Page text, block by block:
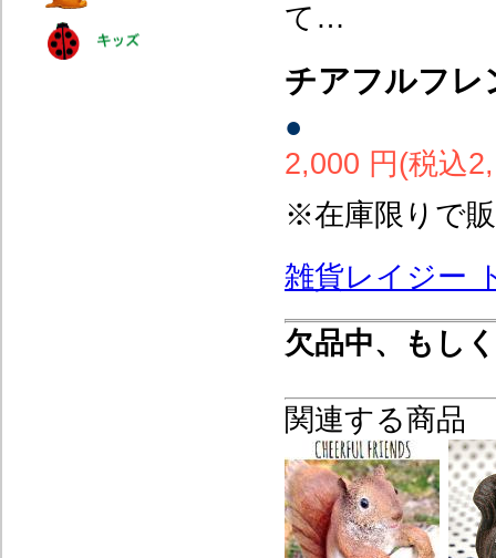
て…
チアフルフ
●
2,000 円(税込
※在庫限りで
雑貨レイジー
欠品中、もし
関連する商品